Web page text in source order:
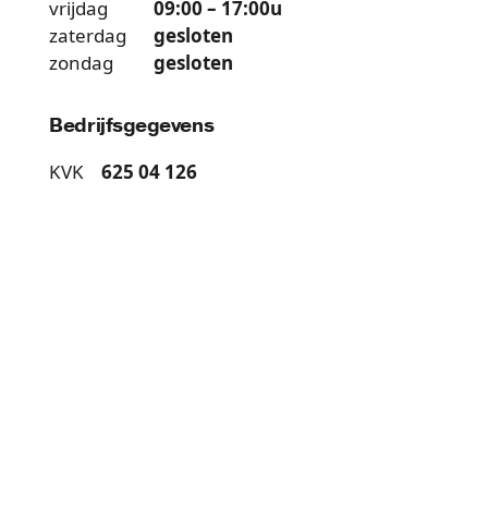
vrijdag
09:00– 17:00u
zaterdag
gesloten
zondag
gesloten
Bedrijfsgegevens
KVK 625 04 126